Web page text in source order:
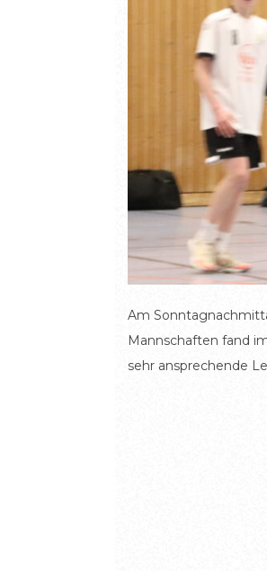
Am
Mannschaften fand
sehr ansprechende